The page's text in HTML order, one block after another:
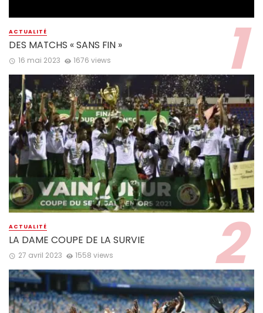
ACTUALITÉ
DES MATCHS « SANS FIN »
16 mai 2023 1676 views
ACTUALITÉ
LA DAME COUPE DE LA SURVIE
27 avril 2023 1558 views